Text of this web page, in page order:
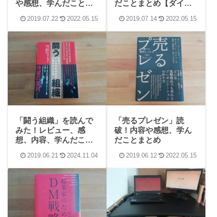
や感想、学んだことま
2019.07.22 2022.05.15
だことまとめ【ダイレ
2019.07.14 2022.05.15
「闘う組織」を読んで
みた！レビュー、感
想、内容、学んだこと
2019.06.21 2024.11.04
「売るプレゼン」読
破！内容や感想、学ん
だことまとめ
2019.06.12 2022.05.15